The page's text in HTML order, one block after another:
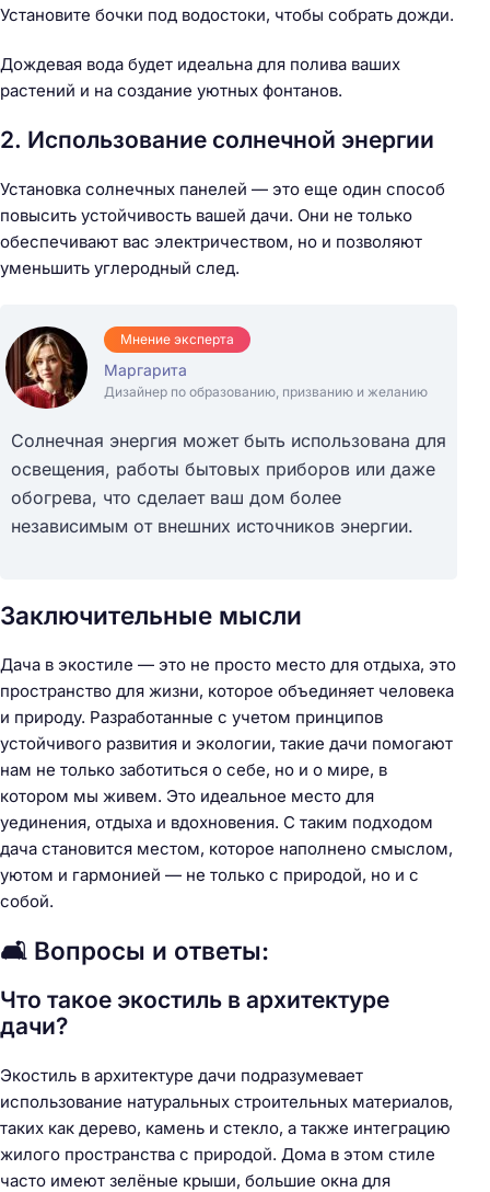
Установите бочки под водостоки, чтобы собрать дожди.
Дождевая вода будет идеальна для полива ваших
растений и на создание уютных фонтанов.
2. Использование солнечной энергии
Установка солнечных панелей — это еще один способ
повысить устойчивость вашей дачи. Они не только
обеспечивают вас электричеством, но и позволяют
уменьшить углеродный след.
Мнение эксперта
Маргарита
Дизайнер по образованию, призванию и желанию
Солнечная энергия может быть использована для
освещения, работы бытовых приборов или даже
обогрева, что сделает ваш дом более
независимым от внешних источников энергии.
Заключительные мысли
Дача в экостиле — это не просто место для отдыха, это
пространство для жизни, которое объединяет человека
и природу. Разработанные с учетом принципов
устойчивого развития и экологии, такие дачи помогают
нам не только заботиться о себе, но и о мире, в
котором мы живем. Это идеальное место для
уединения, отдыха и вдохновения. С таким подходом
дача становится местом, которое наполнено смыслом,
уютом и гармонией — не только с природой, но и с
собой.
🛋️ Вопросы и ответы:
Что такое экостиль в архитектуре
дачи?
Экостиль в архитектуре дачи подразумевает
использование натуральных строительных материалов,
таких как дерево, камень и стекло, а также интеграцию
жилого пространства с природой. Дома в этом стиле
часто имеют зелёные крыши, большие окна для